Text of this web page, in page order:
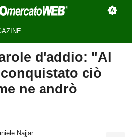
d'addio: "Al
ciò
ne andrò
Najjar